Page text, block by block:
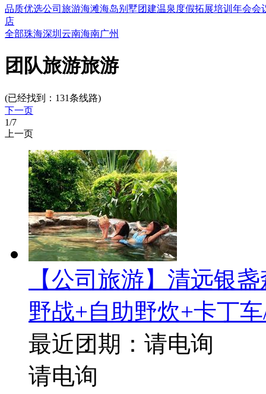
品质优选公司旅游海滩海岛别墅团建温泉度假拓展培训 年会会
店
全部珠海深圳 云南海南广州
团队旅游旅游
(已经找到： 131条线路)
下一页
1/7
上一页
【公司旅游】清远银
野战+自助野炊+卡丁
最近团期：请电询
请电询